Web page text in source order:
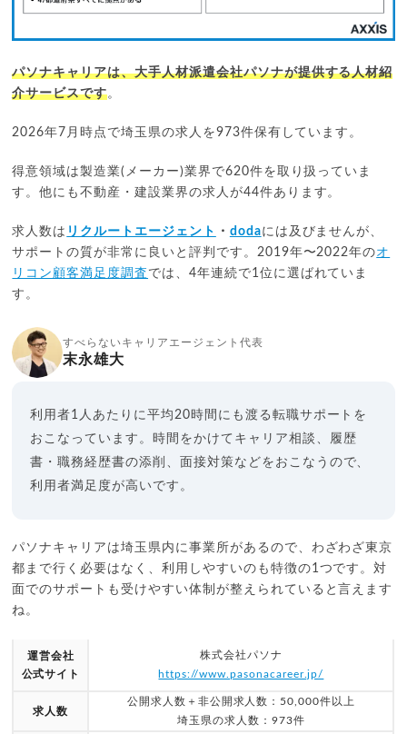
パソナキャリアは、大手人材派遣会社パソナが提供する人材紹
介サービスです。
2026年7月時点で埼玉県の求人を973件保有しています。
得意領域は製造業(メーカー)業界で620件を取り扱っていま
す。他にも不動産・建設業界の求人が44件あります。
求人数は リクルートエージェント ・ dodaには及びませんが、
サポートの質が非常に良いと評判です。2019年〜2022年のオ
リコン顧客満足度調査 では、4年連続で1位に選ばれていま
す。
すべらないキャリアエージェント代表
末永雄大
利用者1人あたりに平均20時間にも渡る転職サポートを
おこなっています。時間をかけてキャリア相談、履歴
書・職務経歴書の添削、面接対策などをおこなうので、
利用者満足度が高いです。
パソナキャリアは埼玉県内に事業所があるので、わざわざ東京
都まで行く必要はなく、利用しやすいのも特徴の1つです。対
面でのサポートも受けやすい体制が整えられていると言えます
ね。
運営会社
公式サイト
株式会社パソナ
https://www.pasonacareer.jp/
求人数
公開求人数＋非公開求人数：50,000件以上
埼玉県の求人数：973件